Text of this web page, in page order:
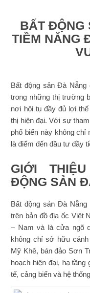
BẤT ĐỘNG
TIỀM NĂNG
Bất động sản Đà Nẵng
trong những thị trường
nơi hội tụ đầy đủ lợi
thị hiện đại. Với sự
phố biển này không
là điểm đến đầu tư đầy
GIỚI
ĐỘNG SẢN
Bất động sản Đà
trên bản đồ địa ốc Việt
– Nam và là cửa ngõ
không chỉ sở hữu
Mỹ Khê, bán đảo Sơn
hoạch hiện đại, hạ tầng
tế, cảng biển và hệ